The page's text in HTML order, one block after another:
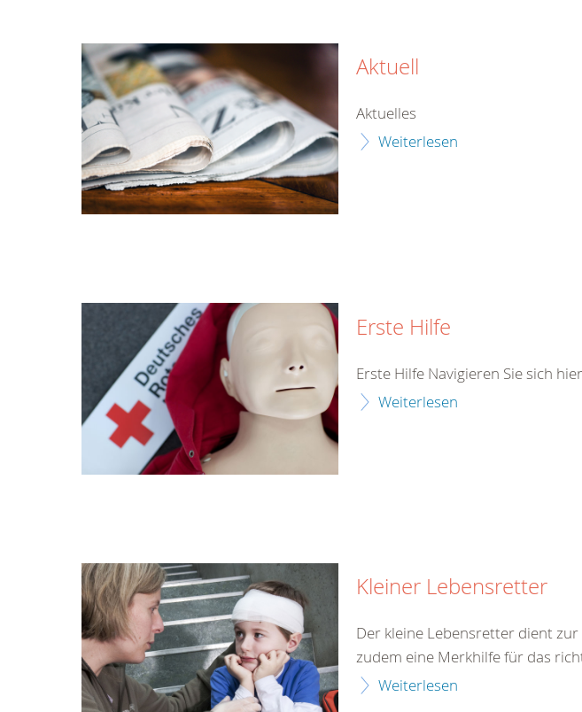
Aktuell
Aktuelles
Weiterlesen
Erste Hilfe
Erste Hilfe Navigieren Sie sich
Weiterlesen
Kleiner Lebensretter
Der kleine Lebensretter dient
zudem eine Merkhilfe für das
Weiterlesen